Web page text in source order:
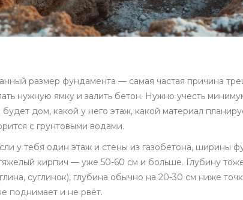
размер фундамента — самая частая причина
нужную ямку и залить бетон. Нужно учесть
дом, какой у него этаж, какой материал
с грунтовыми водами.
у тебя один этаж и стены из газобетона, ширины
кирпич — уже 50-60 см и больше. Глубину
суглинок), глубина обычно на 20-30 см ниже
поднимает и не рвёт.